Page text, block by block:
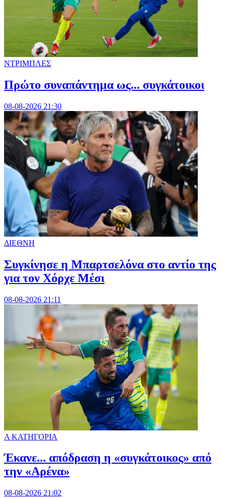
ΝΤΡΙΜΠΛΕΣ
Πρώτο συναπάντημα ως... συγκάτοικοι
08-08-2026 21:30
ΔΙΕΘΝΗ
Συγκίνησε η Μπαρτσελόνα στο αντίο της
για τον Χόρχε Μέσι
08-08-2026 21:11
Α ΚΑΤΗΓΟΡΙΑ
Έκανε... απόδραση η «συγκάτοικος» από
την «Αρένα»
08-08-2026 21:02